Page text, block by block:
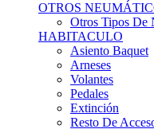
OTROS
Otros Tipos De
HABITACULO
Asiento Baquet
Arneses
Volantes
Pedales
Extinción
Resto De